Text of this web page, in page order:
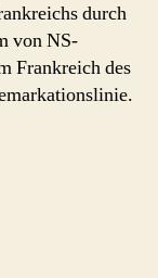
durch
von NS-
Frankreich des